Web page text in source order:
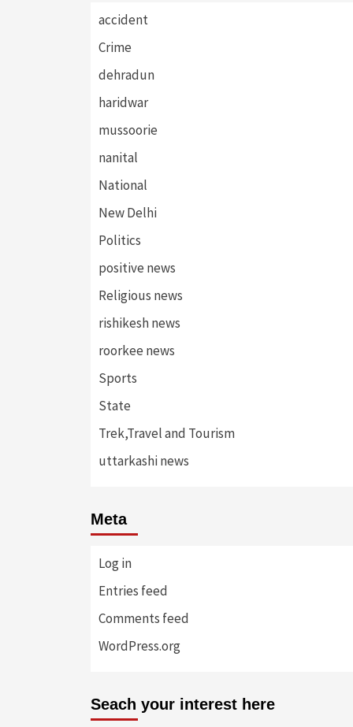
accident
Crime
dehradun
haridwar
mussoorie
nanital
National
New Delhi
Politics
positive news
Religious news
rishikesh news
roorkee news
Sports
State
Trek,Travel and Tourism
uttarkashi news
Meta
Log in
Entries feed
Comments feed
WordPress.org
Seach your interest here